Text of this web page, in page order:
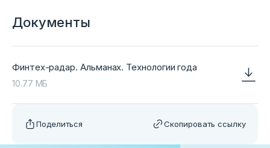
Документы
Финтех-радар. Альманах. Технологии года
10.77 МБ
Поделиться Скопировать ссылку